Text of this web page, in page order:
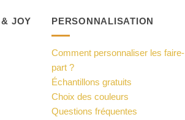
JOY PERSONNALISATION
Comment personnaliser les faire-
part ?
Échantillons gratuits
Choix des couleurs
Questions fréquentes